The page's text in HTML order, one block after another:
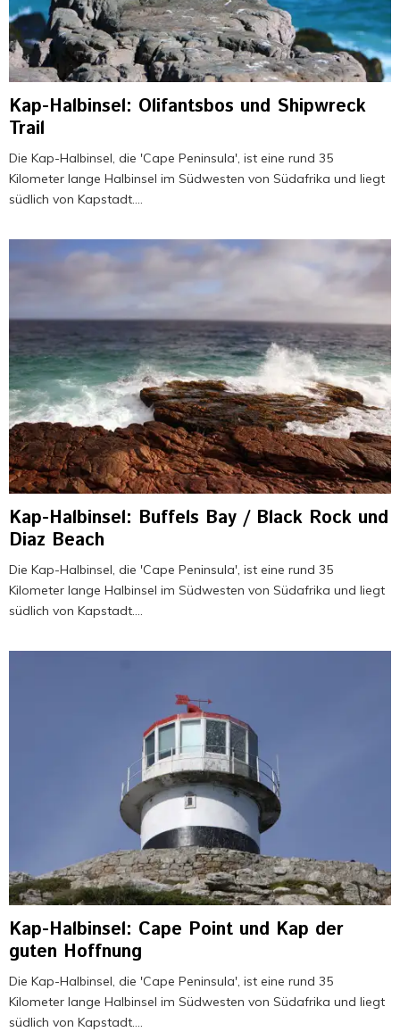
Kap-Halbinsel: Olifantsbos und Shipwreck
Trail
Die Kap-Halbinsel, die 'Cape Peninsula', ist eine rund 35
Kilometer lange Halbinsel im Südwesten von Südafrika und liegt
südlich von Kapstadt....
Kap-Halbinsel: Buffels Bay / Black Rock und
Diaz Beach
Die Kap-Halbinsel, die 'Cape Peninsula', ist eine rund 35
Kilometer lange Halbinsel im Südwesten von Südafrika und liegt
südlich von Kapstadt....
Kap-Halbinsel: Cape Point und Kap der
guten Hoffnung
Die Kap-Halbinsel, die 'Cape Peninsula', ist eine rund 35
Kilometer lange Halbinsel im Südwesten von Südafrika und liegt
südlich von Kapstadt....